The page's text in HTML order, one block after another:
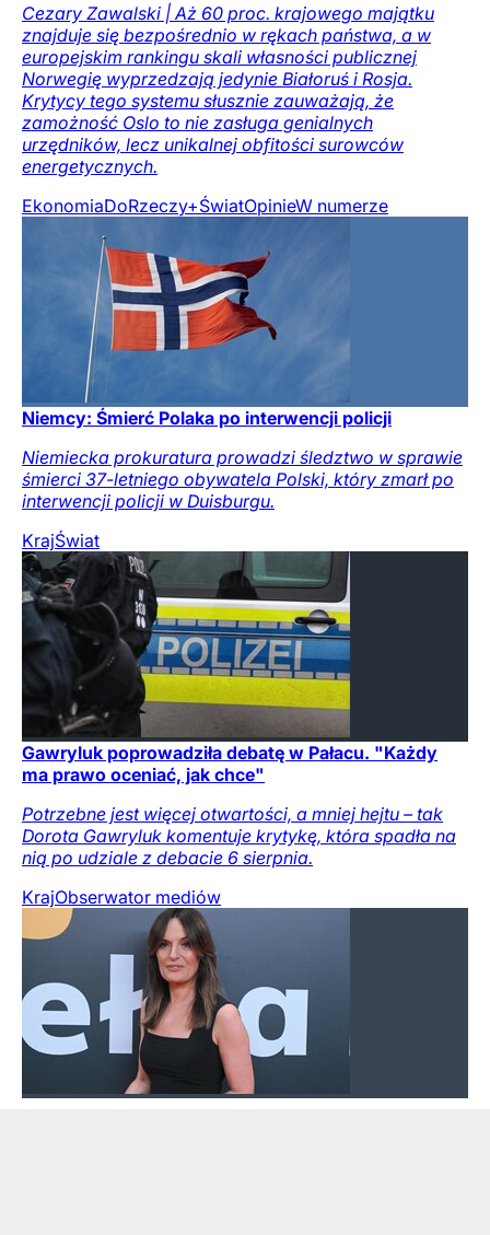
Cezary Zawalski | Aż 60 proc. krajowego majątku
znajduje się bezpośrednio w rękach państwa, a w
europejskim rankingu skali własności publicznej
Norwegię wyprzedzają jedynie Białoruś i Rosja.
Krytycy tego systemu słusznie zauważają, że
zamożność Oslo to nie zasługa genialnych
urzędników, lecz unikalnej obfitości surowców
energetycznych.
EkonomiaDoRzeczy+ŚwiatOpinieW numerze
Niemcy: Śmierć Polaka po interwencji policji
Niemiecka prokuratura prowadzi śledztwo w sprawie
śmierci 37-letniego obywatela Polski, który zmarł po
interwencji policji w Duisburgu.
KrajŚwiat
Gawryluk poprowadziła debatę w Pałacu. "Każdy
ma prawo oceniać, jak chce"
Potrzebne jest więcej otwartości, a mniej hejtu – tak
Dorota Gawryluk komentuje krytykę, która spadła na
nią po udziale z debacie 6 sierpnia.
KrajObserwator mediów